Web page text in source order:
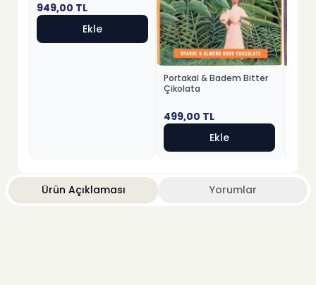
949,00 TL
Ekle
Portakal & Badem Bitter
Çikolata
499,00 TL
Ekle
Ürün Açıklaması Yorumlar